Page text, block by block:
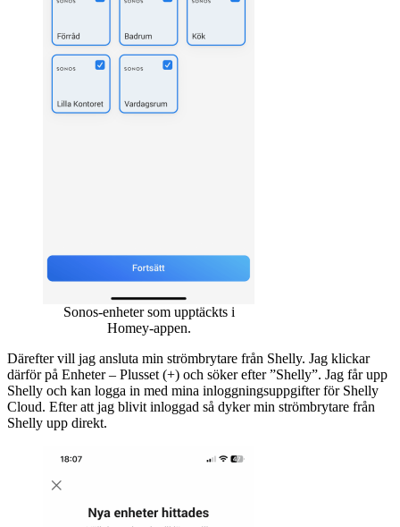
Sonos-enheter som upptäckts i
Homey-appen.
Därefter vill jag ansluta min strömbrytare från Shelly. Jag klickar
därför på Enheter – Plusset (+) och söker efter ”Shelly”. Jag får upp
Shelly och kan logga in med mina inloggningsuppgifter för Shelly
Cloud. Efter att jag blivit inloggad så dyker min strömbrytare från
Shelly upp direkt.